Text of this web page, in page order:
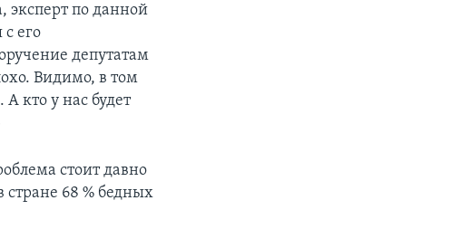
эксперт по данной
с его
депутатам
Видимо, в том
кто у нас будет
стоит давно
68 % бедных